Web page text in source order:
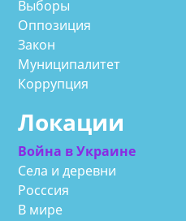
Выборы
Оппозиция
Закон
Муниципалитет
Коррупция
Локации
Война в Украине
Села и деревни
Росссия
В мире